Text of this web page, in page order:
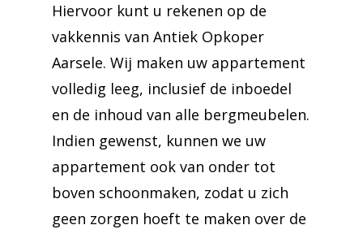
Hiervoor kunt u rekenen op de
vakkennis van Antiek Opkoper
Aarsele. Wij maken uw appartement
volledig leeg, inclusief de inboedel
en de inhoud van alle bergmeubelen.
Indien gewenst, kunnen we uw
appartement ook van onder tot
boven schoonmaken, zodat u zich
geen zorgen hoeft te maken over de